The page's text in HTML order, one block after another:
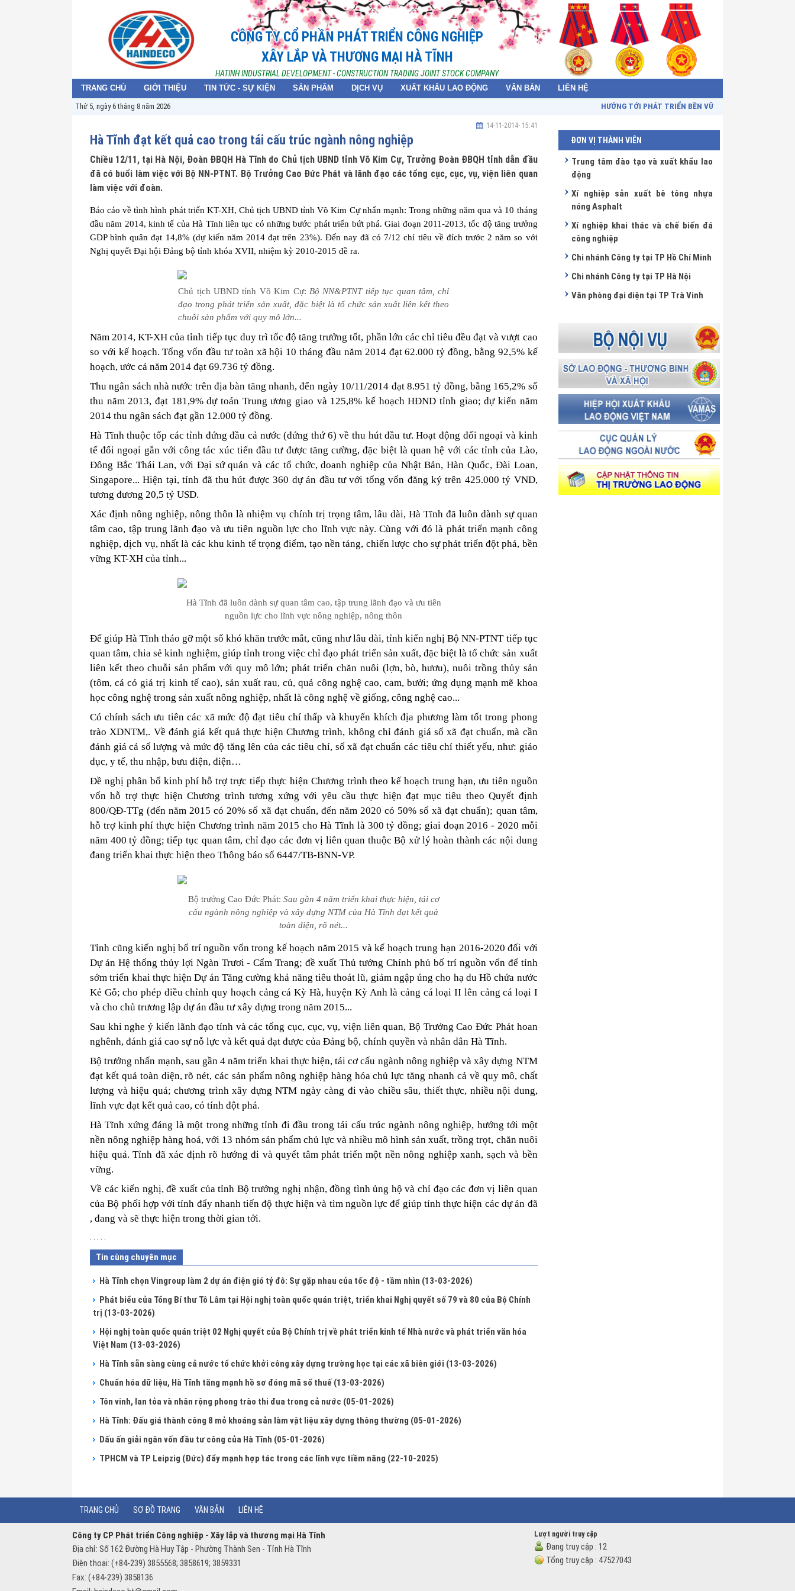
CÔNG TY CỔ PHẦN PHÁT TRIỂN CÔNG NGHIỆP
XÂY LẮP VÀ THƯƠNG MẠI HÀ TĨNH
HATINH INDUSTRIAL DEVELOPMENT - CONSTRUCTION TRADING JOINT STOCK COMPANY
TRANG CHỦ GIỚI THIỆU TIN TỨC - SỰ KIỆN SẢN PHẨM DỊCH VỤ XUẤT KHẨU LAO ĐỘNG VĂN BẢN LIÊN HỆ
Thứ 5, ngày 6 tháng 8 năm 2026 HƯỚNG TỚI PHÁT TRIỂN BỀN VỮNG - TOWARDS
14-11-2014- 15:41
Hà Tĩnh đạt kết quả cao trong tái cấu trúc ngành nông nghiệp
Chiều 12/11, tại Hà Nội, Đoàn ĐBQH Hà Tĩnh do Chủ tịch UBND tỉnh Võ Kim Cự, Trưởng Đoàn ĐBQH tỉnh dẫn đầu
đã có buổi làm việc với Bộ NN-PTNT. Bộ Trưởng Cao Đức Phát và lãnh đạo các tổng cục, cục, vụ, viện liên quan
làm việc với đoàn.
Báo cáo về tình hình phát triển KT-XH, Chủ tịch UBND tỉnh Võ Kim Cự nhấn mạnh: Trong những năm qua và 10 tháng
đầu năm 2014, kinh tế của Hà Tĩnh liên tục có những bước phát triển bứt phá. Giai đoạn 2011-2013, tốc độ tăng trưởng
GDP bình quân đạt 14,8% (dự kiến năm 2014 đạt trên 23%). Đến nay đã có 7/12 chỉ tiêu về đích trước 2 năm so với
Nghị quyết Đại hội Đảng bộ tỉnh khóa XVII, nhiệm kỳ 2010-2015 đề ra.
Chủ tịch UBND tỉnh Võ Kim Cự: Bộ NN&PTNT tiếp tục quan tâm, chỉ
đạo trong phát triển sản xuất, đặc biệt là tổ chức sản xuất liên kết theo
chuỗi sản phẩm với quy mô lớn...
Năm 2014, KT-XH của tỉnh tiếp tục duy trì tốc độ tăng trưởng tốt, phần lớn các chỉ tiêu đều đạt và vượt cao
so với kế hoạch. Tổng vốn đầu tư toàn xã hội 10 tháng đầu năm 2014 đạt 62.000 tỷ đồng, bằng 92,5% kế
hoạch, ước cả năm 2014 đạt 69.736 tỷ đồng.
Thu ngân sách nhà nước trên địa bàn tăng nhanh, đến ngày 10/11/2014 đạt 8.951 tỷ đồng, bằng 165,2% số
thu năm 2013, đạt 181,9% dự toán Trung ương giao và 125,8% kế hoạch HĐND tỉnh giao; dự kiến năm
2014 thu ngân sách đạt gần 12.000 tỷ đồng.
Hà Tĩnh thuộc tốp các tỉnh đứng đầu cả nước (đứng thứ 6) về thu hút đầu tư. Hoạt động đối ngoại và kinh
tế đối ngoại gắn với công tác xúc tiến đầu tư được tăng cường, đặc biệt là quan hệ với các tỉnh của Lào,
Đông Bắc Thái Lan, với Đại sứ quán và các tổ chức, doanh nghiệp của Nhật Bản, Hàn Quốc, Đài Loan,
Singapore... Hiện tại, tỉnh đã thu hút được 360 dự án đầu tư với tổng vốn đăng ký trên 425.000 tỷ VND,
tương đương 20,5 tỷ USD.
Xác định nông nghiệp, nông thôn là nhiệm vụ chính trị trọng tâm, lâu dài, Hà Tĩnh đã luôn dành sự quan
tâm cao, tập trung lãnh đạo và ưu tiên nguồn lực cho lĩnh vực này. Cùng với đó là phát triển mạnh công
nghiệp, dịch vụ, nhất là các khu kinh tế trọng điểm, tạo nền tảng, chiến lược cho sự phát triển đột phá, bền
vững KT-XH của tỉnh...
Hà Tĩnh đã luôn dành sự quan tâm cao, tập trung lãnh đạo và ưu tiên
nguồn lực cho lĩnh vực nông nghiệp, nông thôn
Để giúp Hà Tĩnh tháo gỡ một số khó khăn trước mắt, cũng như lâu dài, tỉnh kiến nghị Bộ NN-PTNT tiếp tục
quan tâm, chia sẻ kinh nghiệm, giúp tỉnh trong việc chỉ đạo phát triển sản xuất, đặc biệt là tổ chức sản xuất
liên kết theo chuỗi sản phẩm với quy mô lớn; phát triển chăn nuôi (lợn, bò, hươu), nuôi trồng thủy sản
(tôm, cá có giá trị kinh tế cao), sản xuất rau, củ, quả công nghệ cao, cam, bưởi; ứng dụng mạnh mẽ khoa
học công nghệ trong sản xuất nông nghiệp, nhất là công nghệ về giống, công nghệ cao...
Có chính sách ưu tiên các xã mức độ đạt tiêu chí thấp và khuyến khích địa phương làm tốt trong phong
trào XDNTM,. Về đánh giá kết quả thực hiện Chương trình, không chỉ đánh giá số xã đạt chuẩn, mà cần
đánh giá cả số lượng và mức độ tăng lên của các tiêu chí, số xã đạt chuẩn các tiêu chí thiết yếu, như: giáo
dục, y tế, thu nhập, bưu điện, điện…
Đề nghị phân bổ kinh phí hỗ trợ trực tiếp thực hiện Chương trình theo kế hoạch trung hạn, ưu tiên nguồn
vốn hỗ trợ thực hiện Chương trình tương xứng với yêu cầu thực hiện đạt mục tiêu theo Quyết định
800/QĐ-TTg (đến năm 2015 có 20% số xã đạt chuẩn, đến năm 2020 có 50% số xã đạt chuẩn); quan tâm,
hỗ trợ kinh phí thực hiện Chương trình năm 2015 cho Hà Tĩnh là 300 tỷ đồng; giai đoạn 2016 - 2020 mỗi
năm 400 tỷ đồng; tiếp tục quan tâm, chỉ đạo các đơn vị liên quan thuộc Bộ xử lý hoàn thành các nội dung
đang triển khai thực hiện theo Thông báo số 6447/TB-BNN-VP.
Bộ trưởng Cao Đức Phát: Sau gần 4 năm triển khai thực hiện, tái cơ
cấu ngành nông nghiệp và xây dựng NTM của Hà Tĩnh đạt kết quả
toàn diện, rõ nét...
Tỉnh cũng kiến nghị bố trí nguồn vốn trong kế hoạch năm 2015 và kế hoạch trung hạn 2016-2020 đối với
Dự án Hệ thống thủy lợi Ngàn Trươi - Cẩm Trang; đề xuất Thủ tướng Chính phủ bố trí nguồn vốn để tỉnh
sớm triển khai thực hiện Dự án Tăng cường khả năng tiêu thoát lũ, giảm ngập úng cho hạ du Hồ chứa nước
Kẻ Gỗ; cho phép điều chỉnh quy hoạch cảng cá Kỳ Hà, huyện Kỳ Anh là cảng cá loại II lên cảng cá loại I
và cho chủ trương lập dự án đầu tư xây dựng trong năm 2015...
Sau khi nghe ý kiến lãnh đạo tỉnh và các tổng cục, cục, vụ, viện liên quan, Bộ Trưởng Cao Đức Phát hoan
nghênh, đánh giá cao sự nỗ lực và kết quả đạt được của Đảng bộ, chính quyền và nhân dân Hà Tĩnh.
Bộ trưởng nhấn mạnh, sau gần 4 năm triển khai thực hiện, tái cơ cấu ngành nông nghiệp và xây dựng NTM
đạt kết quả toàn diện, rõ nét, các sản phẩm nông nghiệp hàng hóa chủ lực tăng nhanh cả về quy mô, chất
lượng và hiệu quả; chương trình xây dựng NTM ngày càng đi vào chiều sâu, thiết thực, nhiều nội dung,
lĩnh vực đạt kết quả cao, có tính đột phá.
Hà Tĩnh xứng đáng là một trong những tỉnh đi đầu trong tái cấu trúc ngành nông nghiệp, hướng tới một
nền nông nghiệp hàng hoá, với 13 nhóm sản phẩm chủ lực và nhiều mô hình sản xuất, trồng trọt, chăn nuôi
hiệu quả. Tỉnh đã xác định rõ hướng đi và quyết tâm phát triển một nền nông nghiệp xanh, sạch và bền
vững.
Về các kiến nghị, đề xuất của tỉnh Bộ trưởng nghị nhận, đồng tình ủng hộ và chỉ đạo các đơn vị liên quan
của Bộ phối hợp với tỉnh đẩy nhanh tiến độ thực hiện và tìm nguồn lực để giúp tỉnh thực hiện các dự án đã
, đang và sẽ thực hiện trong thời gian tới.
. . . . .
Tin cùng chuyên mục
Hà Tĩnh chọn Vingroup làm 2 dự án điện gió tỷ đô: Sự gặp nhau của tốc độ - tầm nhìn (13-03-2026)
Phát biểu của Tổng Bí thư Tô Lâm tại Hội nghị toàn quốc quán triệt, triển khai Nghị quyết số 79 và 80 của Bộ Chính
trị (13-03-2026)
Hội nghị toàn quốc quán triệt 02 Nghị quyết của Bộ Chính trị về phát triển kinh tế Nhà nước và phát triển văn hóa
Việt Nam (13-03-2026)
Hà Tĩnh sẵn sàng cùng cả nước tổ chức khởi công xây dựng trường học tại các xã biên giới (13-03-2026)
Chuẩn hóa dữ liệu, Hà Tĩnh tăng mạnh hồ sơ đóng mã số thuế (13-03-2026)
Tôn vinh, lan tỏa và nhân rộng phong trào thi đua trong cả nước (05-01-2026)
Hà Tĩnh: Đấu giá thành công 8 mỏ khoáng sản làm vật liệu xây dựng thông thường (05-01-2026)
Dấu ấn giải ngân vốn đầu tư công của Hà Tĩnh (05-01-2026)
TPHCM và TP Leipzig (Đức) đẩy mạnh hợp tác trong các lĩnh vực tiềm năng (22-10-2025)
ĐƠN VỊ THÀNH VIÊN
Trung tâm đào tạo và xuất khẩu lao
động
Xí nghiệp sản xuất bê tông nhựa
nóng Asphalt
Xí nghiệp khai thác và chế biến đá
công nghiệp
Chi nhánh Công ty tại TP Hồ Chí Minh
Chi nhánh Công ty tại TP Hà Nội
Văn phòng đại diện tại TP Trà Vinh
TRANG CHỦ SƠ ĐỒ TRANG VĂN BẢN LIÊN HỆ
Công ty CP Phát triển Công nghiệp - Xây lắp và thương mại Hà Tĩnh
Địa chỉ: Số 162 Đường Hà Huy Tập - Phường Thành Sen - Tỉnh Hà Tĩnh
Điện thoại: (+84-239) 3855568; 3858619; 3859331
Fax: (+84-239) 3858136
Lượt người truy cập
Đang truy cập : 12
Tổng truy cập : 47527043